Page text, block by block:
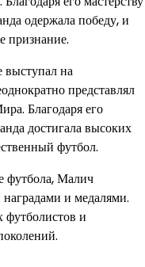
одержала победу, и
признание.
на
представлял
Благодаря его
достигала высоких
футбол.
футбола, Малич
и медалями.
и